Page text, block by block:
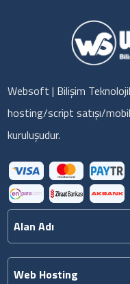
Websoft | Bilişim
hosting/script satışı/
kuruluşudur.
Alan Adı
Web Hosting